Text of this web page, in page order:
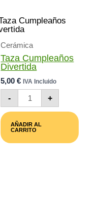
Cerámica
Taza Cumpleaños
Divertida
5,00€ IVA Incluido
-
Taza
Cumpleaños
Divertida
+
AÑADIR AL
CARRITO